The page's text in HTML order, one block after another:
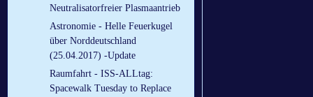
Neutralisatorfreier Plasmaantrieb
Astronomie - Helle Feuerkugel
über Norddeutschland
(25.04.2017) -Update
Raumfahrt - ISS-ALLtag:
Spacewalk Tuesday to Replace